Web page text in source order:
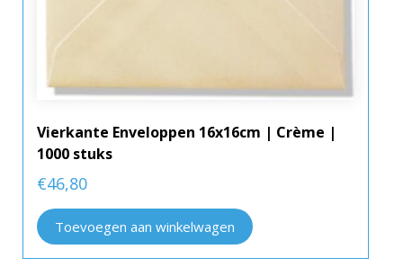
Vierkante Enveloppen 16x16cm | Crème |
1000 stuks
€46,80
Toevoegen aan winkelwagen